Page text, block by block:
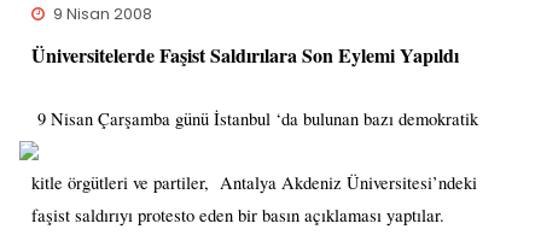
9 Nisan 2008
Üniversitelerde Faşist Saldırılara Son Eylemi Yapıldı
9 Nisan Çarşamba günü İstanbul ‘da bulunan bazı demokratik
kitle örgütleri ve partiler, Antalya Akdeniz Üniversitesi’ndeki
faşist saldırıyı protesto eden bir basın açıklaması yaptılar.